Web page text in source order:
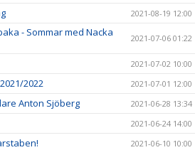
2021-08-19 12:00
- Sommar med Nacka
2021-07-06 01:22
2021-07-02 10:00
2022 2021-07-01 12:00
Anton Sjöberg 2021-06-28 13:34
2021-06-24 14:00
2021-06-10 10:00